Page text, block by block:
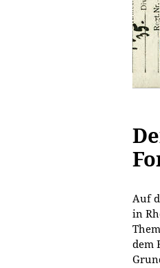
Auf
in
dem